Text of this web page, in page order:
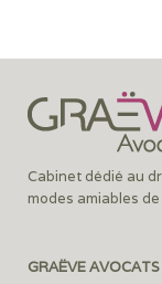
Cabinet dédié au
modes amiables
GRAËVE AVOCATS